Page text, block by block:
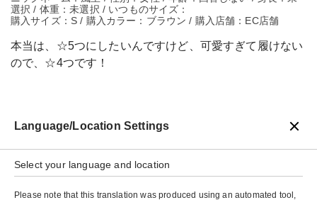
選択 / 体重：未選択 / いつものサイズ：
購入サイズ：S / 購入カラー：ブラウン / 購入店舗：EC店舗
本当は、☆5つにしたいんですけど、可愛すぎて履けない
ので、☆4つです！
Language/Location Settings
Select your language and location
Please note that this translation was produced using an automated tool,